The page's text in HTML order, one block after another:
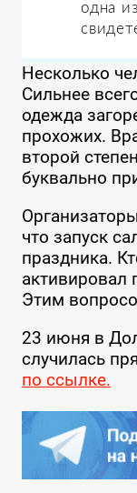
одна
Несколько
Сильнее
одежда
прохожих.
второй
буквально
что запуск
праздника.
активировал
Этим
23 июня в
случилась
по ссылке.